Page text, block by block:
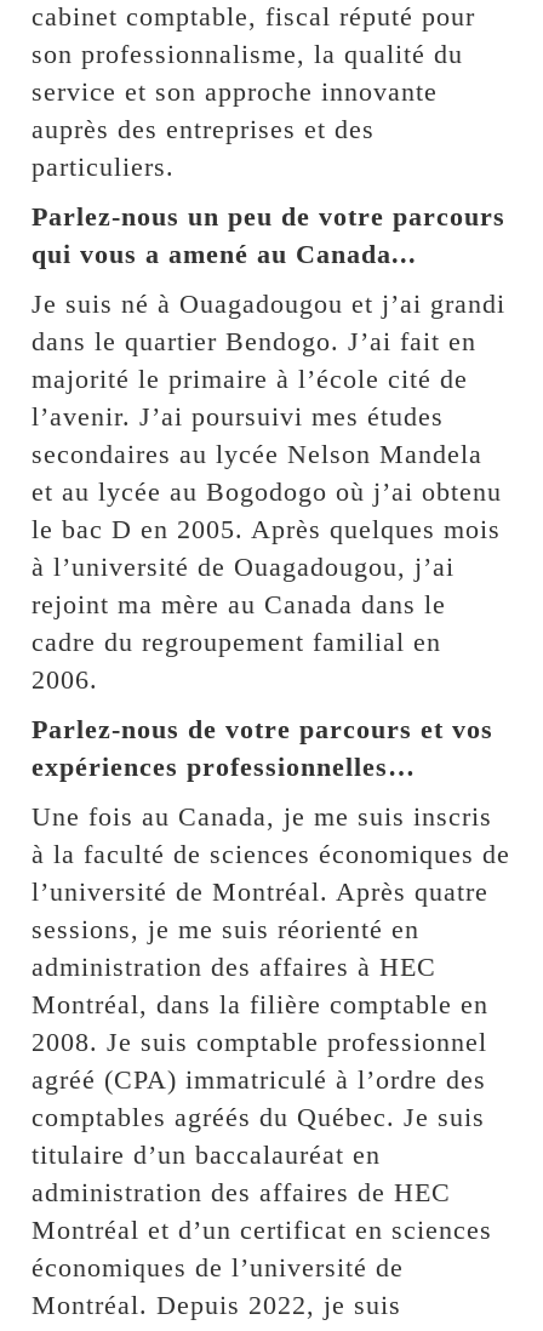
cabinet comptable, fiscal réputé pour
son professionnalisme, la qualité du
service et son approche innovante
auprès des entreprises et des
particuliers.
Parlez-nous un peu de votre parcours
qui vous a amené au Canada...
Je suis né à Ouagadougou et j’ai grandi
dans le quartier Bendogo. J’ai fait en
majorité le primaire à l’école cité de
l’avenir. J’ai poursuivi mes études
secondaires au lycée Nelson Mandela
et au lycée au Bogodogo où j’ai obtenu
le bac D en 2005. Après quelques mois
à l’université de Ouagadougou, j’ai
rejoint ma mère au Canada dans le
cadre du regroupement familial en
2006.
Parlez-nous de votre parcours et vos
expériences professionnelles…
Une fois au Canada, je me suis inscris
à la faculté de sciences économiques de
l’université de Montréal. Après quatre
sessions, je me suis réorienté en
administration des affaires à HEC
Montréal, dans la filière comptable en
2008. Je suis comptable professionnel
agréé (CPA) immatriculé à l’ordre des
comptables agréés du Québec. Je suis
titulaire d’un baccalauréat en
administration des affaires de HEC
Montréal et d’un certificat en sciences
économiques de l’université de
Montréal. Depuis 2022, je suis